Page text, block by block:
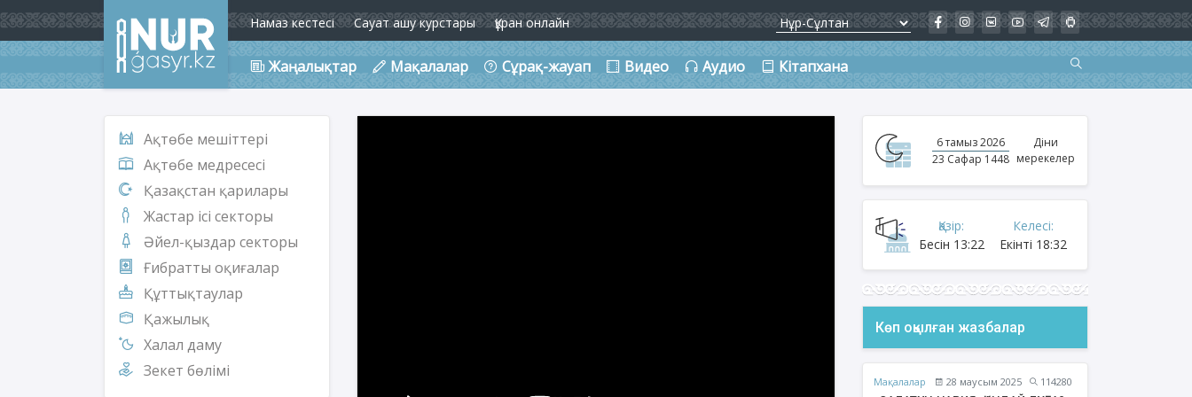
Намаз кестесі Сауат ашу курстары Құран онлайн
Жаңалықтар Мақалалар Сұрақ-жауап Видео Аудио Кітапхана
Ақтөбе мешіттері
Ақтөбе медресесі
Қазақстан қарилары
Жастар ісі секторы
Әйел-қыздар секторы
Ғибратты оқиғалар
Құттықтаулар
Қажылық
Халал даму
Зекет бөлімі
6 тамыз 2026
23 Сафар 1448
Діни
мерекелер
Қазір:
Бесін 13:22
Келесі:
Екінті 18:32
Көп оқылған жазбалар
Мақалалар 28 маусым 2025
114280